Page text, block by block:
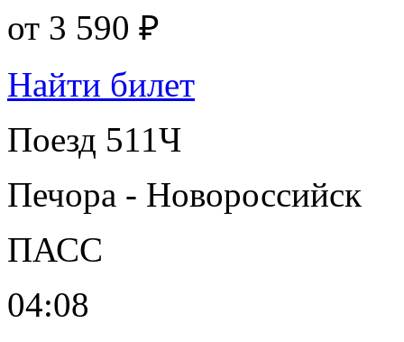
от 3 590 ₽
Найти билет
Поезд 511Ч
Печора - Новороссийск
ПАСС
04:08